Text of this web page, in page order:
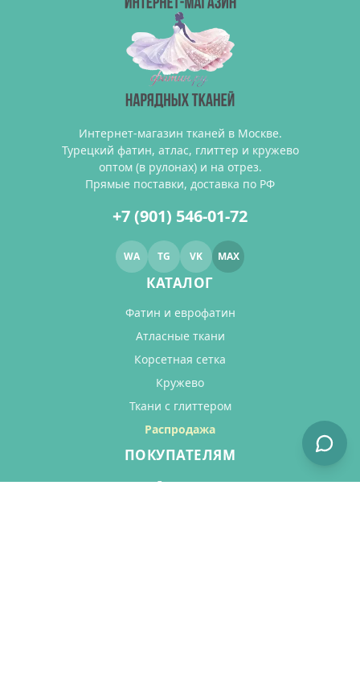
Интернет-магазин тканей в Москве.
Турецкий фатин, атлас, глиттер и кружево
оптом (в рулонах) и на отрез.
Прямые поставки, доставка по РФ
+7 (901) 546-01-72
WA TG VK MAX
КАТАЛОГ
Фатин и еврофатин
Атласные ткани
Корсетная сетка
Кружево
Ткани с глиттером
Распродажа
ПОКУПАТЕЛЯМ
Доставка